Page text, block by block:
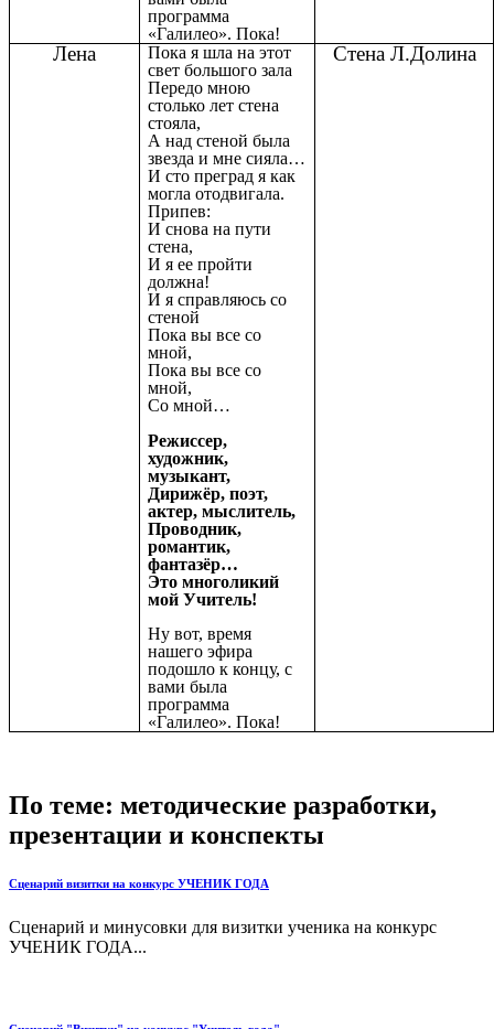
программа
«Галилео». Пока!
Лена
Пока я шла на этот
свет большого зала
Передо мною
столько лет стена
стояла,
А над стеной была
звезда и мне сияла…
И сто преград я как
могла отодвигала.
Припев:
И снова на пути
стена,
И я ее пройти
должна!
И я справляюсь со
стеной
Пока вы все со
мной,
Пока вы все со
мной,
Со мной…
Режиссер,
художник,
музыкант,
Дирижёр, поэт,
актер, мыслитель,
Проводник,
романтик,
фантазёр…
Это многоликий
мой Учитель!
Ну вот, время
нашего эфира
подошло к концу, с
вами была
программа
«Галилео». Пока!
Стена Л.Долина
По теме: методические разработки,
презентации и конспекты
Сценарий визитки на конкурс УЧЕНИК ГОДА
Сценарий и минусовки для визитки ученика на конкурс
УЧЕНИК ГОДА...